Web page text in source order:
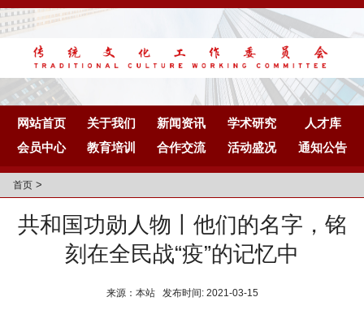
网站首页 关于我们 新闻资讯 学术研究
人才库
会员中心
教育培训 合作交流 活动盛况 通知公告
首页 >
共和国功勋人物丨他们的名字，铭
刻在全民战“疫”的记忆中
来源：本站 发布时间: 2021-03-15